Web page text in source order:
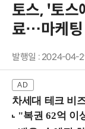
토스, '토스
료…마케팅
발행일 : 2024-04-
차세대 테크 비즈니스의